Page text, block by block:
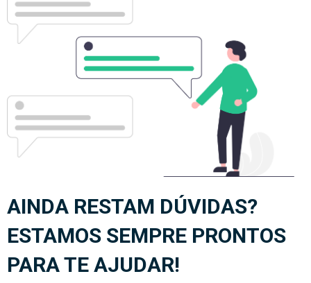
AINDA RESTAM DÚVIDAS?
ESTAMOS SEMPRE PRONTOS
PARA TE AJUDAR!